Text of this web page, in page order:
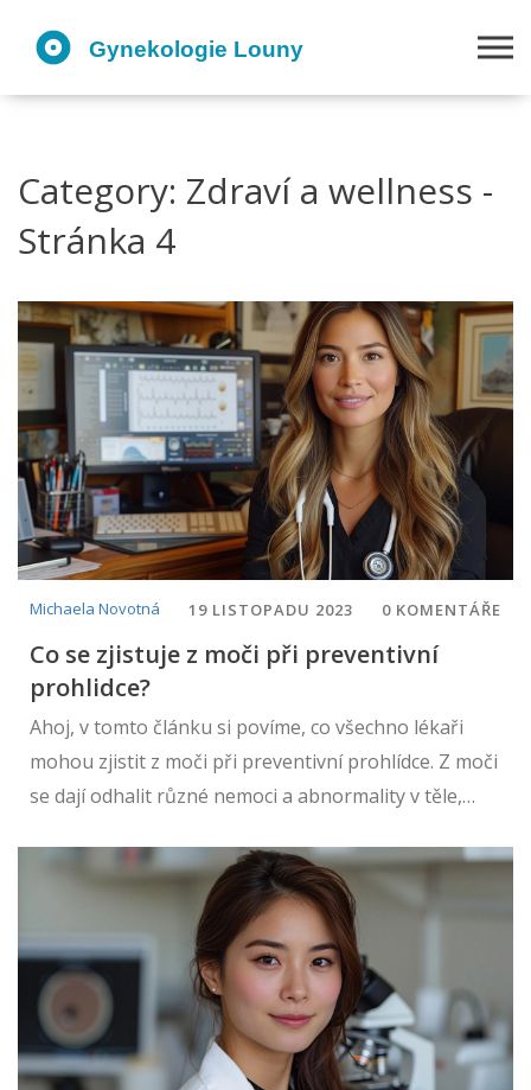
Category: Zdraví a wellness -
Stránka 4
Michaela Novotná 19 LISTOPADU 2023 0 KOMENTÁŘE
Co se zjistuje z moči při preventivní
prohlidce?
Ahoj, v tomto článku si povíme, co všechno lékaři
mohou zjistit z moči při preventivní prohlídce. Z moči
se dají odhalit různé nemoci a abnormality v těle,
Budeme se bavit o tom, jaké laboratorní testy se
provádějí a proč jsou pro naše zdraví tak důležité.
Přidejte se ke mně a zjistěte víc o tom, jak můžete
lépe pečovat o své zdraví.